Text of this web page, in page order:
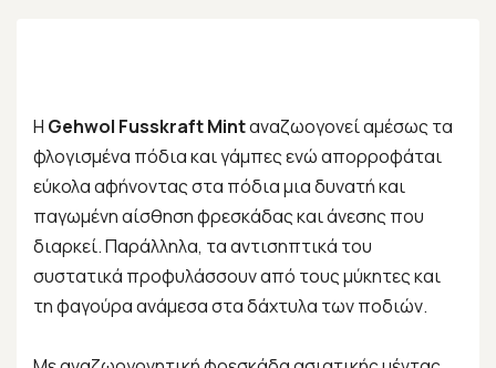
Η Gehwol Fusskraft Mintαναζωογονεί αμέσως τα
φλογισμένα πόδια και γάμπες ενώ απορροφάται
εύκολα αφήνοντας στα πόδια μια δυνατή και
παγωμένη αίσθηση φρεσκάδας και άνεσης που
διαρκεί. Παράλληλα, τα αντισηπτικά του
συστατικά προφυλάσσουν από τους μύκητες και
τη φαγούρα ανάμεσα στα δάχτυλα των ποδιών.